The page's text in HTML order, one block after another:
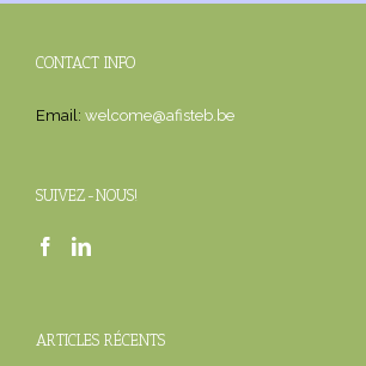
CONTACT INFO
Email: welcome@afisteb.be
SUIVEZ-NOUS!
ARTICLES RÉCENTS